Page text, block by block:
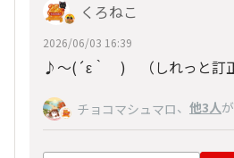
くろねこ
2026/06/03 16:39
♪～(´ε｀ ) （しれっと訂
チョコマシュマロ、 他3人